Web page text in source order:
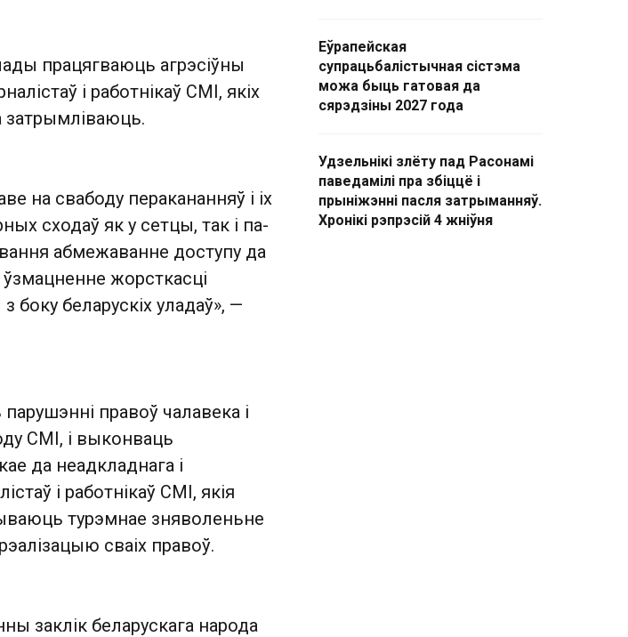
працягваюць агрэсіўны
і работнікаў СМІ, якіх
затрымліваюць.
на свабоду перакананняў і іх
сходаў як у сетцы, так і па-
абмежаванне доступу да
жорсткасці
беларускіх уладаў», —
правоў чалавека і
СМІ, і выконваць
да неадкладнага і
і работнікаў СМІ, якія
турэмнае зняволеньне
сваіх правоў.
заклік беларускага народа
Еўрапейская
супрацьбалістычная сістэма
можа быць гатовая да
сярэдзіны 2027 года
Удзельнікі злёту пад Расонамі
паведамілі пра збіццё і
прыніжэнні пасля затрыманняў.
Хронікі рэпрэсій 4 жніўня